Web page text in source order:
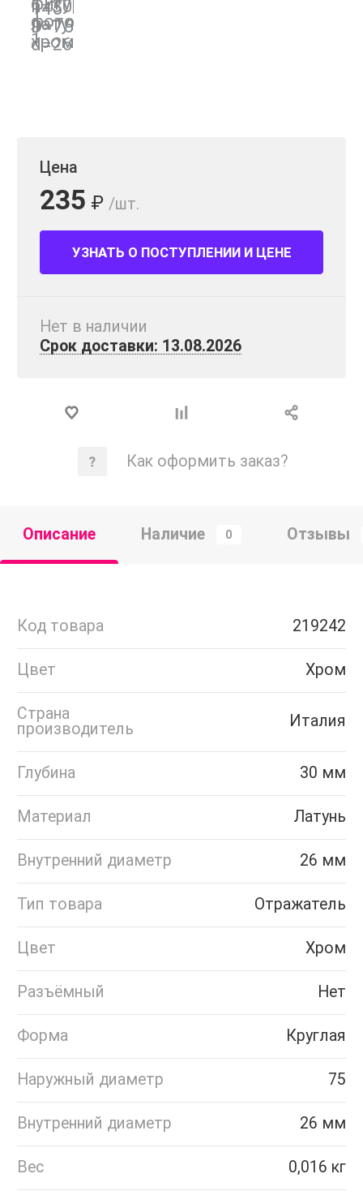
Цена
235 ₽ /шт.
УЗНАТЬ О ПОСТУПЛЕНИИ И ЦЕНЕ
Нет в наличии
Срок доставки: 13.08.2026
Как оформить заказ?
Описание Наличие 0 Отзывы
Код товара 219242
Цвет Хром
Страна
производитель
Италия
Глубина 30 мм
Материал Латунь
Внутренний диаметр 26 мм
Тип товара Отражатель
Цвет Хром
Разъёмный Нет
Форма Круглая
Наружный диаметр 75
Внутренний диаметр 26 мм
Вес 0,016 кг